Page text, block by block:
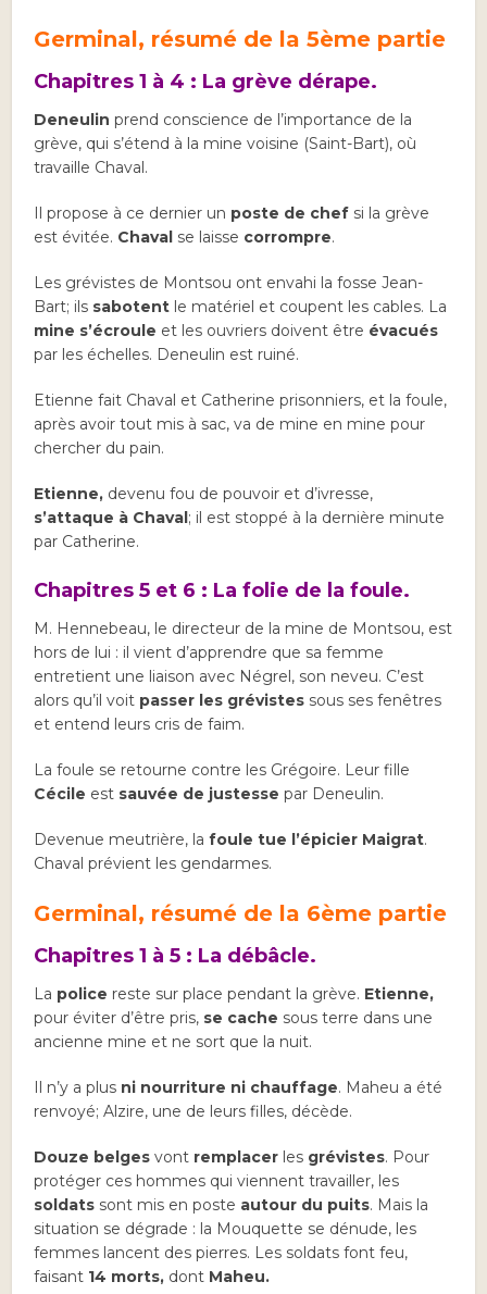
Germinal, résumé de la 5ème partie
Chapitres 1 à 4 : La grève dérape.
Deneulin prend conscience de l’importance de la
grève, qui s’étend à la mine voisine (Saint-Bart), où
travaille Chaval.
Il propose à ce dernier un poste de chef si la grève
est évitée. Chaval se laisse corrompre.
Les grévistes de Montsou ont envahi la fosse Jean-
Bart; ils sabotent le matériel et coupent les cables. La
mine s’écroule et les ouvriers doivent être évacués
par les échelles. Deneulin est ruiné.
Etienne fait Chaval et Catherine prisonniers, et la foule,
après avoir tout mis à sac, va de mine en mine pour
chercher du pain.
Etienne, devenu fou de pouvoir et d’ivresse,
s’attaque à Chaval; il est stoppé à la dernière minute
par Catherine.
Chapitres 5 et 6 : La folie de la foule.
M. Hennebeau, le directeur de la mine de Montsou, est
hors de lui : il vient d’apprendre que sa femme
entretient une liaison avec Négrel, son neveu. C’est
alors qu’il voit passer les grévistes sous ses fenêtres
et entend leurs cris de faim.
La foule se retourne contre les Grégoire. Leur fille
Cécile est sauvée de justesse par Deneulin.
Devenue meutrière, lafoule tue l’épicier Maigrat.
Chaval prévient les gendarmes.
Germinal, résumé de la 6ème partie
Chapitres 1 à 5 : La débâcle.
La police reste sur place pendant la grève. Etienne,
pour éviter d’être pris, se cache sous terre dans une
ancienne mine et ne sort que la nuit.
Il n’y a plus ni nourriture ni chauffage. Maheu a été
renvoyé; Alzire, une de leurs filles, décède.
Douze belges vont remplacer les grévistes. Pour
protéger ces hommes qui viennent travailler, les
soldats sont mis en poste autour du puits. Mais la
situation se dégrade : la Mouquette se dénude, les
femmes lancent des pierres. Les soldats font feu,
faisant 14 morts, dont Maheu.